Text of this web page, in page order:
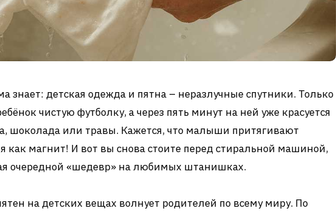
знает: детская одежда и пятна – неразлучные спутники. Только
чистую футболку, а через пять минут на ней уже красуется
шоколада или травы. Кажется, что малыши притягивают
как магнит! И вот вы снова стоите перед стиральной машиной,
очередной «шедевр» на любимых штанишках.
на детских вещах волнует родителей по всему миру. По